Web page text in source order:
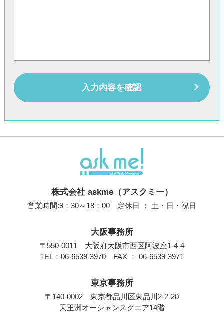
入力内容を確認
株式会社 askme（アスクミー）
営業時間:9：30～18：00 定休日 ： 土・日・祝日
大阪事務所
〒550-0011 大阪府大阪市西区阿波座1-4-4
TEL： 06-6539-3970 FAX ： 06-6539-3971
東京事務所
〒140-0002 東京都品川区東品川2-2-20
天王洲オーシャンスクエア14階